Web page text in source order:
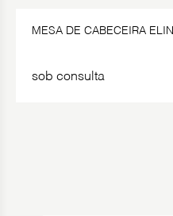
MESA DE CABECEIRA ELIN
sob consulta